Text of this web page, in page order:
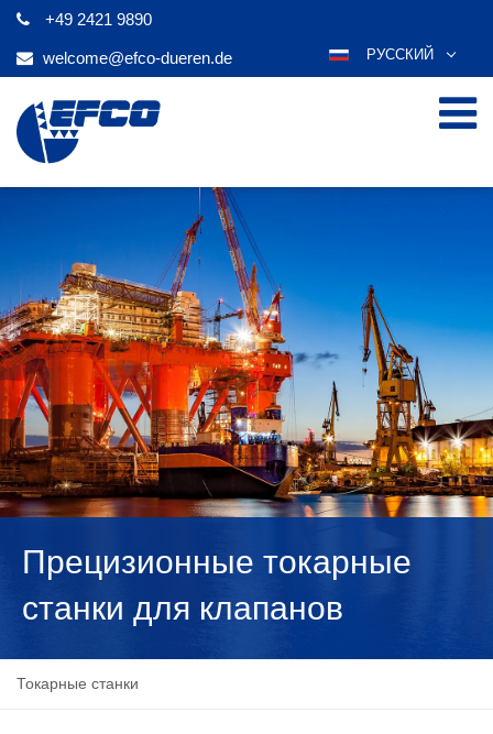
+49 2421 9890
welcome@efco-dueren.de
POLSKI
عربي
한국어
日本語
ČEŠTINA
PORTUGUÊS
РУССКИЙ
TÜRKÇE
MAGYAR
NEDERLANDS
Прецизионные токарные
станки для клапанов
Токарные станки